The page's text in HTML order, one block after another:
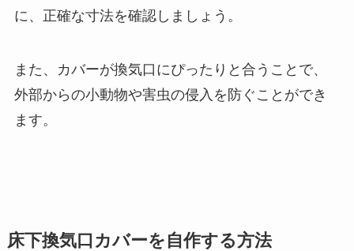
に、正確な寸法を確認しましょう。
また、カバーが換気口にぴったりと合うことで、
外部からの小動物や害虫の侵入を防ぐことができ
ます。
床下換気口カバーを自作する方法